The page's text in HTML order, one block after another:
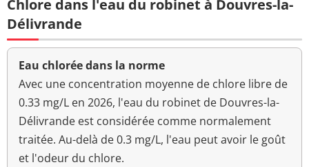
dichlorophényl)-3-
méthylurée
<0,02 µg/L <=0,1 µg/L
1-(3,4-dichlorophényl)-
urée
Diflubenzuron <0,02 µg/L <=0,1 µg/L
Diflufénicanil <0,01 µg/L <=0,1 µg/L
Difenacoum <0,05 µg/L <=0,1 µg/L
Température de l'eau
Titre hydrotimétrique 13,5 °f
néphélométrique NFU
0,12 NFU <=2 NFU
Chlore dans l'eau du robinet à Douvres-la-
Délivrande
Eau chlorée dans la norme
Avec une concentration moyenne de chlore libre de
0.33 mg/L en 2026, l'eau du robinet de Douvres-la-
Délivrande est considérée comme normalement
traitée. Au-delà de 0.3 mg/L, l'eau peut avoir le goût
et l'odeur du chlore.